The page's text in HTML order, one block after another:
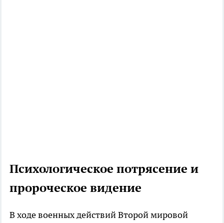
Психологическое потрясение и
пророческое видение
В ходе военных действий Второй мировой